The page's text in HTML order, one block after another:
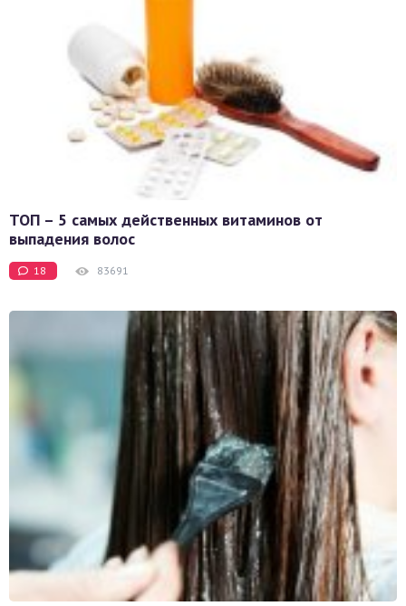
ТОП – 5 самых действенных витаминов от
выпадения волос
18 83691